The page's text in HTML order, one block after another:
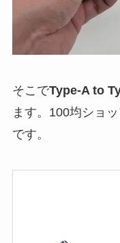
そこでType-A to
ます。100均ショ
です。